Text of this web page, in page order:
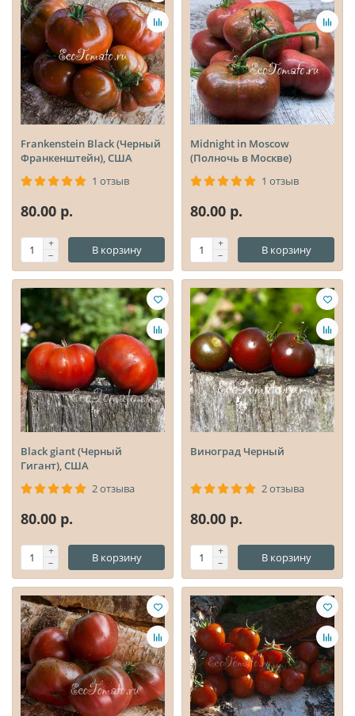
Frankenstein Black (Черный
Франкенштейн), США
1 отзыв
80.00 р.
В корзину
Midnight in Moscow
(Полночь в Москве)
1 отзыв
80.00 р.
В корзину
Black giant (Черный
Гигант), США
2 отзыва
80.00 р.
В корзину
Виноград Черный
2 отзыва
80.00 р.
В корзину